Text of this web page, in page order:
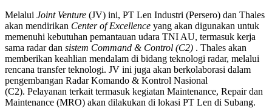
Melalui Joint Venture (JV) ini, PT Len Industri (Persero) dan Thales
akan mendirikan Center of Excellence yang akan digunakan untuk
memenuhi kebutuhan pemantauan udara TNI AU, termasuk kerja
sama radar dan sistem Command & Control (C2) . Thales akan
memberikan keahlian mendalam di bidang teknologi radar, melalui
rencana transfer teknologi. JV ini juga akan berkolaborasi dalam
pengembangan Radar Komando & Kontrol Nasional
(C2). Pelayanan terkait termasuk kegiatan Maintenance, Repair dan
Maintenance (MRO) akan dilakukan di lokasi PT Len di Subang.